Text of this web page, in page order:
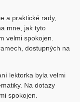
a praktické rady,
mne, jak tyto
velmi spokojen.
dostupných na
lektorka byla velmi
Na dotazy
spokojen.